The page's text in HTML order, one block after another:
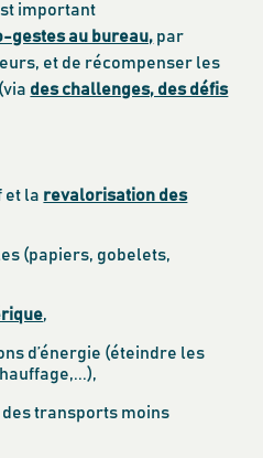
important
gestes au bureau, par
et de récompenser les
des challenges, des défis
et la revalorisation des
(papiers, gobelets,
,
d’énergie (éteindre les
transports moins